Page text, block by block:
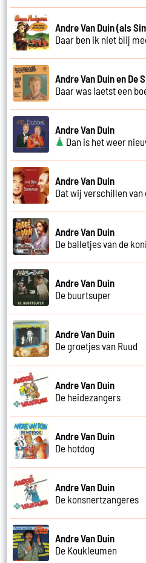
Andre Van Duin (als
Daar ben ik niet blij
Andre Van Duin en De
Daar was laetst een
Andre Van Duin
Dan is het weer
Andre Van Duin
Dat wij verschillen
Andre Van Duin
De balletjes van de
Andre Van Duin
De buurtsuper
Andre Van Duin
De groetjes van Ruud
Andre Van Duin
De heidezangers
Andre Van Duin
De hotdog
Andre Van Duin
De konsnertzangeres
Andre Van Duin
De Koukleumen